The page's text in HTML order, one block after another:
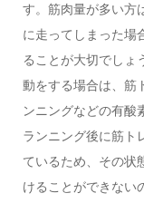
す。筋肉量が多い方
に走ってしまった場
ることが大切でしょ
動をする場合は、筋
ンニングなどの有酸
ランニング後に筋ト
ているため、その状
けることができない